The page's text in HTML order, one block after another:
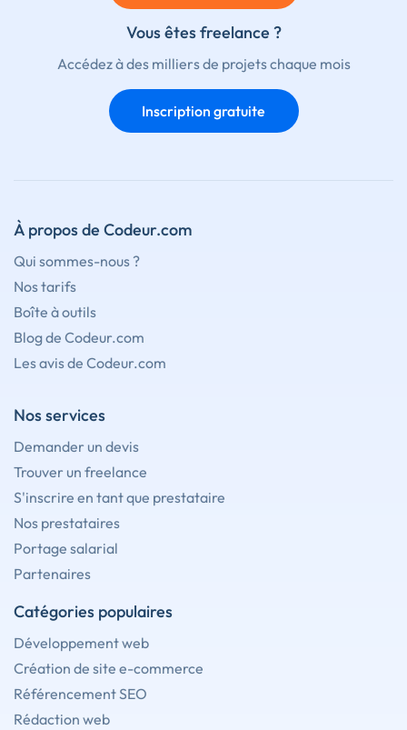
Vous êtes freelance ?
Accédez à des milliers de projets chaque mois
Inscription gratuite
À propos de Codeur.com
Qui sommes-nous ?
Nos tarifs
Boîte à outils
Blog de Codeur.com
Les avis de Codeur.com
Nos services
Demander un devis
Trouver un freelance
S'inscrire en tant que prestataire
Nos prestataires
Portage salarial
Partenaires
Catégories populaires
Développement web
Création de site e-commerce
Référencement SEO
Rédaction web